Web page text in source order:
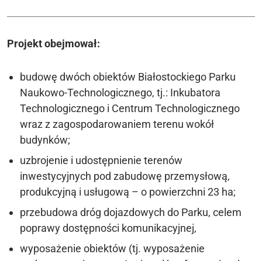
Projekt obejmował:
budowę dwóch obiektów Białostockiego Parku
Naukowo-Technologicznego, tj.: Inkubatora
Technologicznego i Centrum Technologicznego
wraz z zagospodarowaniem terenu wokół
budynków;
uzbrojenie i udostępnienie terenów
inwestycyjnych pod zabudowę przemysłową,
produkcyjną i usługową – o powierzchni 23 ha;
przebudowa dróg dojazdowych do Parku, celem
poprawy dostępności komunikacyjnej,
wyposażenie obiektów (tj. wyposażenie